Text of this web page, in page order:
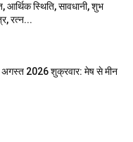
आर्थिक स्थिति, सावधानी, शुभ
रत्न...
2026 शुक्रवार: मेष से मीन